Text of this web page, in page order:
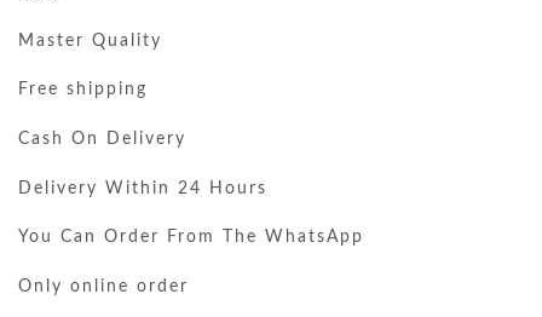
Master Quality
Free shipping
Cash On Delivery
Delivery Within 24 Hours
You Can Order From The WhatsApp
Only online order